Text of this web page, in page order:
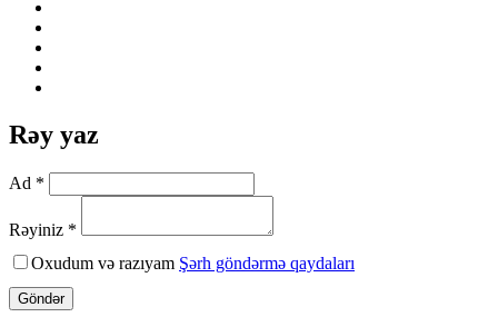
Rəy yaz
Ad *
Rəyiniz *
Oxudum və razıyam Şərh göndərmə qaydaları
Göndər